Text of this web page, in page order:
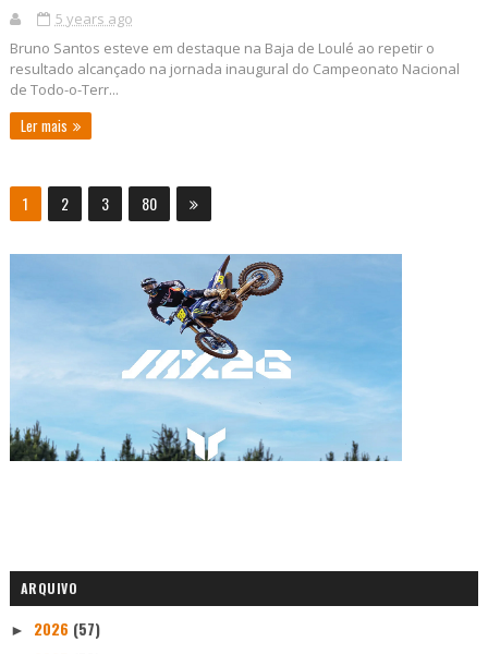
5 years ago
Bruno Santos esteve em destaque na Baja de Loulé ao repetir o
resultado alcançado na jornada inaugural do Campeonato Nacional
de Todo-o-Terr...
Ler mais
1 2 3 80
ARQUIVO
► 2026 (57)